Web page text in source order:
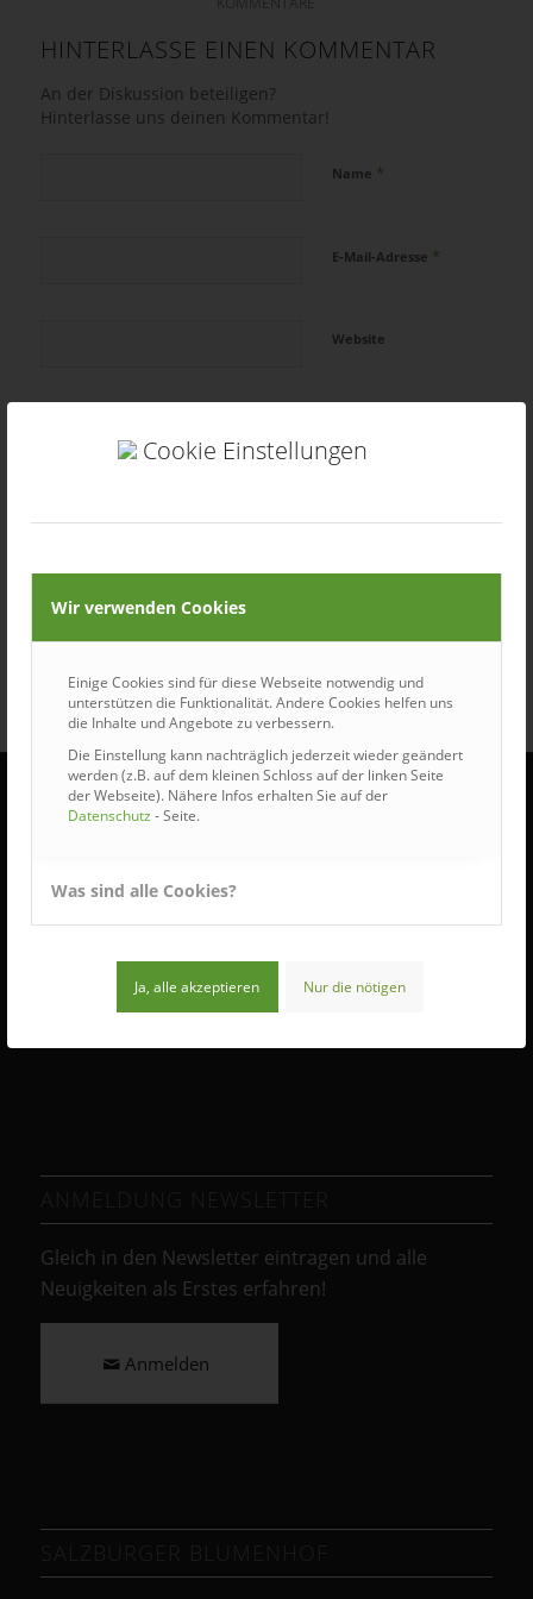
Cookie Einstellungen
Wir verwenden Cookies
Einige Cookies sind für diese Webseite notwendig und
unterstützen die Funktionalität. Andere Cookies helfen uns
die Inhalte und Angebote zu verbessern.
Die Einstellung kann nachträglich jederzeit wieder geändert
werden (z.B. auf dem kleinen Schloss auf der linken Seite
der Webseite). Nähere Infos erhalten Sie auf der
Datenschutz - Seite.
Was sind alle Cookies?
Ja, alle akzeptieren Nur die nötigen
HINTERLASSE EINEN KOMMENTAR
An der Diskussion beteiligen?
Hinterlasse uns deinen Kommentar!
Name *
E-Mail-Adresse *
Website
7:30 – 16:30 Uhr
Gleich in den Newsletter eintragen und alle
Neuigkeiten als Erstes erfahren!
Anmelden